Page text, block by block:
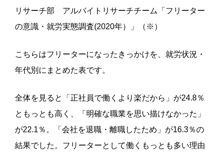
リサーチ部 アルバイトリサーチチーム「フリーター
の意識・就労実態調査(2020年）」（※）
こちらはフリーターになったきっかけを、就労状況・
年代別にまとめた表です。
全体を見ると「正社員で働くより楽だから」が24.8％
ともっとも高く、「明確な職業を思い描けなかった」
が22.1％。「会社を退職・離職したため」が16.3％の
結果でした。フリーターとして働くもっとも多い理由